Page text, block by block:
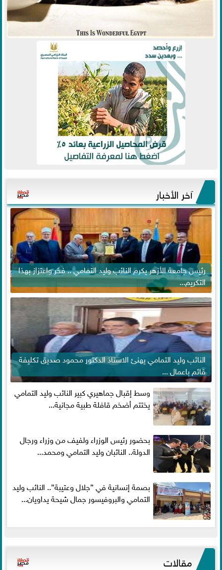
آخر الأخبار
رئيس جامعة الأزهر يكرم النائب وليد التمامي .. فخر واعتزاز بهذا
التكريم...
النائب وليد التمامي يهنئ الاستاذ الدكتور محمود صديق تكليفة
قائم باعمال ...
وسط إقبال جماهيري كبير النائب وليد التمامي
يختتم أضخم قافلة طبية مجانية...
بحضور رئيس الوزراء ولفيف من وزراء ورجال
الدولة.. النائبان وليد التمامي ومحمد...
بصمة إنسانية في ”جلال وعتيبة”.. النائب وليد
التمامي والبروفيسور جمال شيحة يداويان...
مقالات